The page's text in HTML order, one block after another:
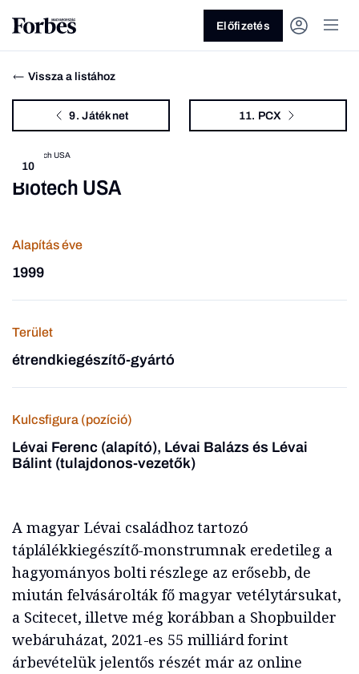
Előfizetés
Vissza a listához
9. Játéknet 11. PCX
10
Biotech USA
Alapítás éve
1999
Terület
étrendkiegészítő-gyártó
Kulcsfigura (pozíció)
Lévai Ferenc (alapító), Lévai Balázs és Lévai
Bálint (tulajdonos-vezetők)
A magyar Lévai családhoz tartozó
táplálékkiegészítő-monstrumnak eredetileg a
hagyományos bolti részlege az erősebb, de
miután felvásárolták fő magyar vetélytársukat,
a Scitecet, illetve még korábban a Shopbuilder
webáruházat, 2021-es 55 milliárd forint
árbevételük jelentős részét már az online